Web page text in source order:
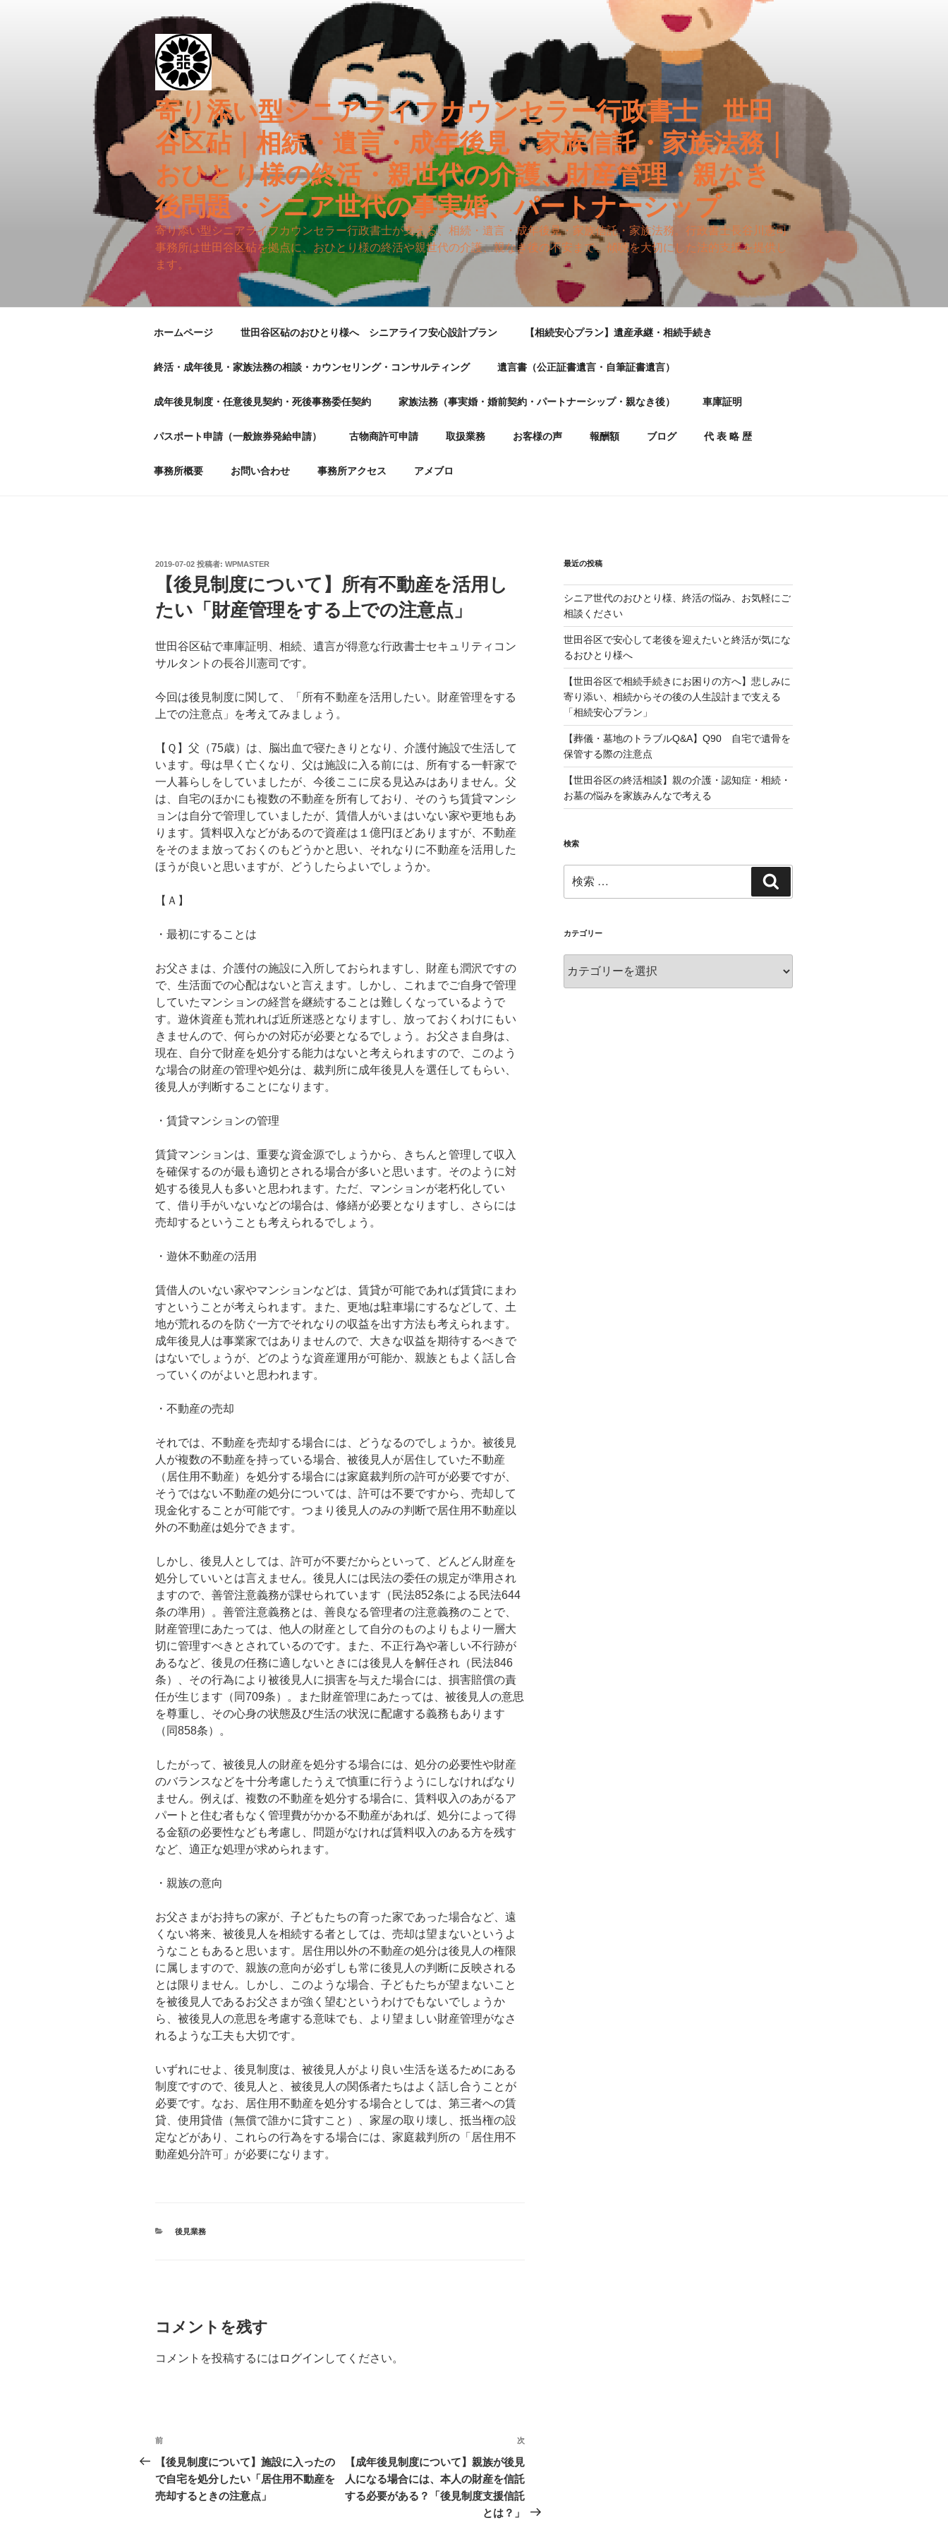
寄り添い型シニアライフカウンセラー行政書士 世田
谷区砧｜相続・遺言・成年後見・家族信託・家族法務｜
おひとり様の終活・親世代の介護、財産管理・親なき
後問題・シニア世代の事実婚、パートナーシップ
寄り添い型シニアライフカウンセラー行政書士が支える、相続・遺言・成年後見・家族信託・家族法務。行政書士長谷川憲司
事務所は世田谷区砧を拠点に、おひとり様の終活や親世代の介護、親なき後の不安まで、傾聴を大切にした法的支援を提供し
ます。
ホームページ 世田谷区砧のおひとり様へ シニアライフ安心設計プラン 【相続安心プラン】遺産承継・相続手続き
終活・成年後見・家族法務の相談・カウンセリング・コンサルティング 遺言書（公正証書遺言・自筆証書遺言）
成年後見制度・任意後見契約・死後事務委任契約 家族法務（事実婚・婚前契約・パートナーシップ・親なき後） 車庫証明
パスポート申請（一般旅券発給申請） 古物商許可申請 取扱業務 お客様の声 報酬額 ブログ 代 表 略 歴
事務所概要 お問い合わせ 事務所アクセス アメブロ
投
2019-07-02 投稿者: WPMASTER
【後見制度について】所有不動産を活用し
たい「財産管理をする上での注意点」
世田谷区砧で車庫証明、相続、遺言が得意な行政書士セキュリティコン
サルタントの長谷川憲司です。
今回は後見制度に関して、「所有不動産を活用したい。財産管理をする
上での注意点」を考えてみましょう。
【Ｑ】父（75歳）は、脳出血で寝たきりとなり、介護付施設で生活して
います。母は早く亡くなり、父は施設に入る前には、所有する一軒家で
一人暮らしをしていましたが、今後ここに戻る見込みはありません。父
は、自宅のほかにも複数の不動産を所有しており、そのうち賃貸マンシ
ョンは自分で管理していましたが、賃借人がいまはいない家や更地もあ
ります。賃料収入などがあるので資産は１億円ほどありますが、不動産
をそのまま放っておくのもどうかと思い、それなりに不動産を活用した
ほうが良いと思いますが、どうしたらよいでしょうか。
【Ａ】
・最初にすることは
お父さまは、介護付の施設に入所しておられますし、財産も潤沢ですの
で、生活面での心配はないと言えます。しかし、これまでご自身で管理
していたマンションの経営を継続することは難しくなっているようで
す。遊休資産も荒れれば近所迷惑となりますし、放っておくわけにもい
きませんので、何らかの対応が必要となるでしょう。お父さま自身は、
現在、自分で財産を処分する能力はないと考えられますので、このよう
な場合の財産の管理や処分は、裁判所に成年後見人を選任してもらい、
後見人が判断することになります。
・賃貸マンションの管理
賃貸マンションは、重要な資金源でしょうから、きちんと管理して収入
を確保するのが最も適切とされる場合が多いと思います。そのように対
処する後見人も多いと思われます。ただ、マンションが老朽化してい
て、借り手がいないなどの場合は、修繕が必要となりますし、さらには
売却するということも考えられるでしょう。
・遊休不動産の活用
賃借人のいない家やマンションなどは、賃貸が可能であれば賃貸にまわ
すということが考えられます。また、更地は駐車場にするなどして、土
地が荒れるのを防ぐ一方でそれなりの収益を出す方法も考えられます。
成年後見人は事業家ではありませんので、大きな収益を期待するべきで
はないでしょうが、どのような資産運用が可能か、親族ともよく話し合
っていくのがよいと思われます。
・不動産の売却
それでは、不動産を売却する場合には、どうなるのでしょうか。被後見
人が複数の不動産を持っている場合、被後見人が居住していた不動産
（居住用不動産）を処分する場合には家庭裁判所の許可が必要ですが、
そうではない不動産の処分については、許可は不要ですから、売却して
現金化することが可能です。つまり後見人のみの判断で居住用不動産以
外の不動産は処分できます。
しかし、後見人としては、許可が不要だからといって、どんどん財産を
処分していいとは言えません。後見人には民法の委任の規定が準用され
ますので、善管注意義務が課せられています（民法852条による民法644
条の準用）。善管注意義務とは、善良なる管理者の注意義務のことで、
財産管理にあたっては、他人の財産として自分のものよりもより一層大
切に管理すべきとされているのです。また、不正行為や著しい不行跡が
あるなど、後見の任務に適しないときには後見人を解任され（民法846
条）、その行為により被後見人に損害を与えた場合には、損害賠償の責
任が生じます（同709条）。また財産管理にあたっては、被後見人の意思
を尊重し、その心身の状態及び生活の状況に配慮する義務もあります
（同858条）。
したがって、被後見人の財産を処分する場合には、処分の必要性や財産
のバランスなどを十分考慮したうえで慎重に行うようにしなければなり
ません。例えば、複数の不動産を処分する場合に、賃料収入のあがるア
パートと住む者もなく管理費がかかる不動産があれば、処分によって得
る金額の必要性なども考慮し、問題がなければ賃料収入のある方を残す
など、適正な処理が求められます。
・親族の意向
お父さまがお持ちの家が、子どもたちの育った家であった場合など、遠
くない将来、被後見人を相続する者としては、売却は望まないというよ
うなこともあると思います。居住用以外の不動産の処分は後見人の権限
に属しますので、親族の意向が必ずしも常に後見人の判断に反映される
とは限りません。しかし、このような場合、子どもたちが望まないこと
を被後見人であるお父さまが強く望むというわけでもないでしょうか
ら、被後見人の意思を考慮する意味でも、より望ましい財産管理がなさ
れるような工夫も大切です。
いずれにせよ、後見制度は、被後見人がより良い生活を送るためにある
制度ですので、後見人と、被後見人の関係者たちはよく話し合うことが
必要です。なお、居住用不動産を処分する場合としては、第三者への賃
貸、使用貸借（無償で誰かに貸すこと）、家屋の取り壊し、抵当権の設
定などがあり、これらの行為をする場合には、家庭裁判所の「居住用不
動産処分許可」が必要になります。
カ
後見業務
コメントを残す
コメントを投稿するには ログイン してください。
投
稿
ナ
過
去
の
投
前
【後見制度について】施設に入ったの
で自宅を処分したい「居住用不動産を
売却するときの注意点」
次
【成年後見制度について】親族が後見
人になる場合には、本人の財産を信託
する必要がある？「後見制度支援信託
とは？」
最近の投稿
シニア世代のおひとり様、終活の悩み、お気軽にご
相談ください
世田谷区で安心して老後を迎えたいと終活が気にな
るおひとり様へ
【世田谷区で相続手続きにお困りの方へ】悲しみに
寄り添い、相続からその後の人生設計まで支える
「相続安心プラン」
【葬儀・墓地のトラブルQ&A】Q90 自宅で遺骨を
保管する際の注意点
【世田谷区の終活相談】親の介護・認知症・相続・
お墓の悩みを家族みんなで考える
検索
索:
索
カテゴリー
テ